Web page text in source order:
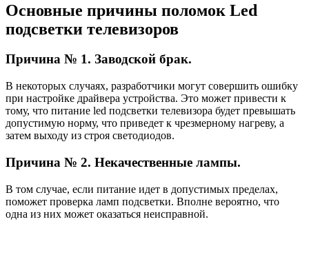
Основные причины поломок Led
подсветки телевизоров
Причина № 1. Заводской брак.
В некоторых случаях, разработчики могут совершить ошибку
при настройке драйвера устройства. Это может привести к
тому, что питание led подсветки телевизора будет превышать
допустимую норму, что приведет к чрезмерному нагреву, а
затем выходу из строя светодиодов.
Причина № 2. Некачественные лампы.
В том случае, если питание идет в допустимых пределах,
поможет проверка ламп подсветки. Вполне вероятно, что
одна из них может оказаться неисправной.